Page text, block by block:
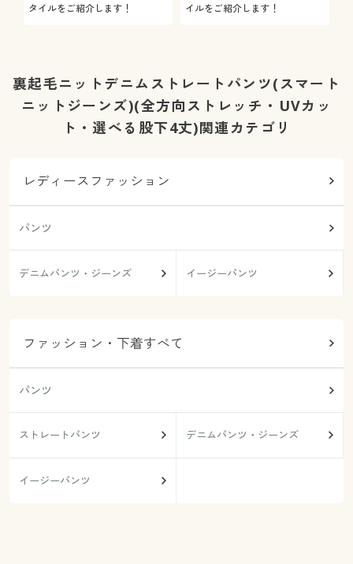
タイルをご紹介します！
イルをご紹介します！
裏起毛ニットデニムストレートパンツ(スマート
ニットジーンズ)(全方向ストレッチ・UVカッ
ト・選べる股下4丈)関連カテゴリ
レディースファッション
パンツ
デニムパンツ・ジーンズ イージーパンツ
ファッション・下着すべて
パンツ
ストレートパンツ デニムパンツ・ジーンズ
イージーパンツ